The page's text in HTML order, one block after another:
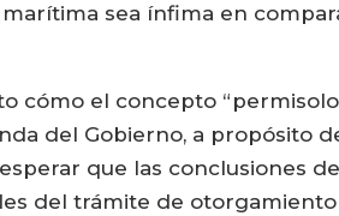
sea ínfima en
cómo el concepto
del Gobierno, a propósito
que las conclusiones
del trámite de